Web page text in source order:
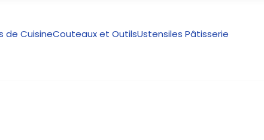
de CuisineCouteaux et OutilsUstensiles Pâtisserie